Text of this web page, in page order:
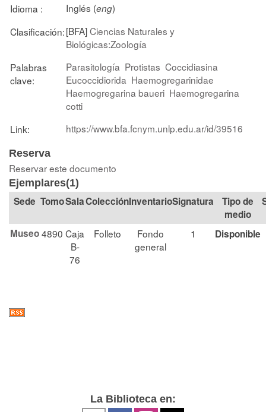
Idioma : Inglés (eng)
Clasificación:[BFA]Ciencias Naturales y
Biológicas:Zoología
Palabras
clave:
Parasitología Protistas Coccidiasina
Eucoccidiorida Haemogregarinidae
Haemogregarina baueri Haemogregarina
cotti
Link:
https://www.bfa.fcnym.unlp.edu.ar/id/39516
Reserva
Reservar este documento
Ejemplares(1)
TomoSalaColección Signatura
Tipo de
medio
Museo4890 Caja
B-
76
Folleto
Fondo
general
1 Disponible
La Biblioteca en: